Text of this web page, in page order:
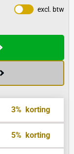
excl. btw
3% korting
5% korting